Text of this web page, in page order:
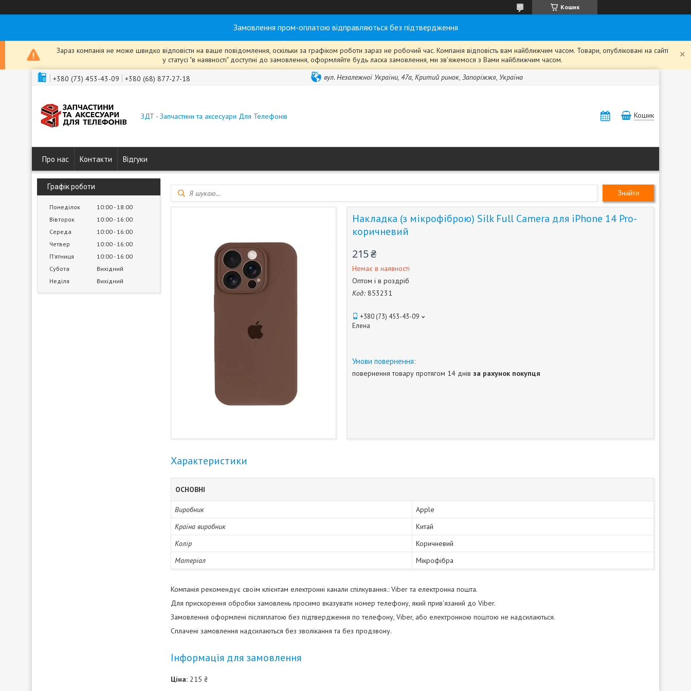
Кошик
Замовлення пром-оплатою відправляються без підтвердження
Зараз компанія не може швидко відповісти на ваше повідомлення, оскільки за графіком роботи зараз не робочий час. Компанія відповість вам найближчим часом. Товари, опубліковані на сайті
у статусі "в наявності" доступні до замовлення, оформляйте будь ласка замовлення, ми зв'яжемося з Вами найближчим часом.
+380 (73) 453-43-09 +380 (68) 877-27-18 вул. Незалежної України, 47а, Критий ринок, Запоріжжя, Україна
ЗДТ - Запчастини та аксесуари Для Телефонів Кошик
Про нас Контакти Відгуки
Графік роботи
Понеділок 10:00 18:00
Вівторок
10:00 16:00
Середа
10:00 16:00
Четвер
10:00 16:00
Пʼятниця
10:00 16:00
Субота
Вихідний
Неділя
Вихідний
Знайти
Накладка (з мікрофіброю) Silk Full Camera для iPhone 14 Pro-
коричневий
215 ₴
Немає в наявності
Оптом і в роздріб
Код: 853231
+380 (73) 453-43-09
Елена
повернення товару протягом 14 днів за рахунок покупця
Характеристики
ОСНОВНІ
Виробник
Apple
Країна виробник
Китай
Колір
Коричневий
Матеріал
Мікрофібра
Компанія рекомендує своїм клієнтам електронні канали спілкування.: Viber та електронна пошта.
Для прискорення обробки замовлень просимо вказувати номер телефону, який прив'язаний до Viber.
Замовлення оформлені післяплатою без підтвердження по телефону, Viber, або електронною поштою не надсилаються.
Сплачені замовлення надсилаються без зволікання та без продзвону.
Інформація для замовлення
Ціна: 215 ₴